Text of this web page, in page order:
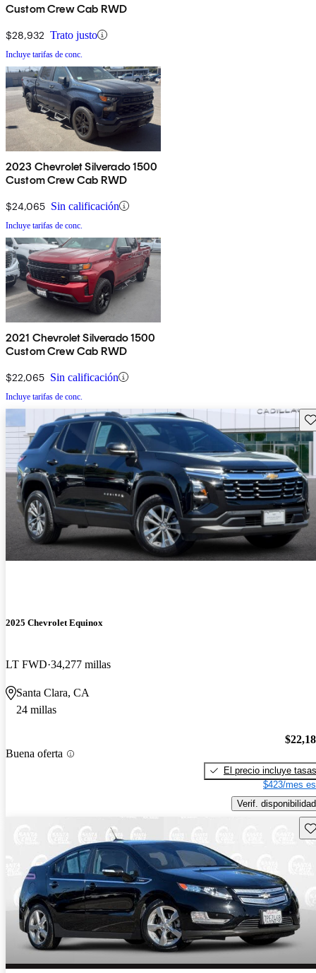
Custom Crew Cab RWD
$28,932 Trato justo
Incluye tarifas de conc.
2023 Chevrolet Silverado 1500
Custom Crew Cab RWD
$24,065 Sin calificación
Incluye tarifas de conc.
2021 Chevrolet Silverado 1500
Custom Crew Cab RWD
$22,065 Sin calificación
Incluye tarifas de conc.
2025 Chevrolet Equinox
LT FWD 34,277 millas
Santa Clara, CA
24 millas
Buena oferta
El precio incluye tasas
$423/mes
Verif. disponibilidad